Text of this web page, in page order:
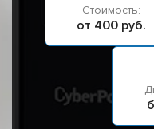
Стоимость:
от 400 руб.